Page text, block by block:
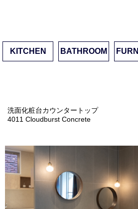
KITCHEN BATHROOM
洗面化粧台カウンタートップ
4011 Cloudburst Concrete